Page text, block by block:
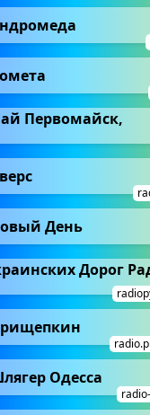
Первомайск,
День
Дорог
Одесса